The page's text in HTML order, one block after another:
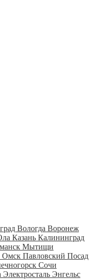
Вологда Воронеж
Казань Калининград
Мытищи
Омск Павловский Посад
Сочи
Электросталь Энгельс